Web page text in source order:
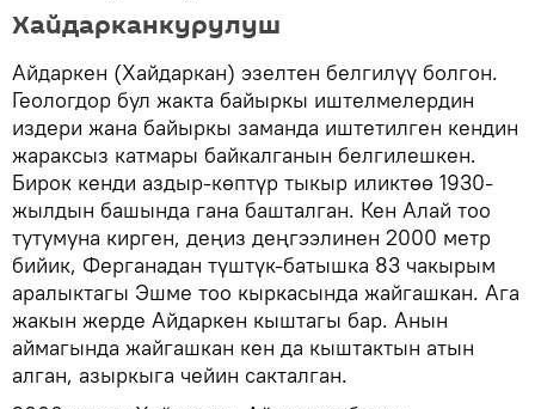
Хайдарканкурулуш
Айдаркен (Хайдаркан) эзелтен белгилүү болгон.
Геологдор бул жакта байыркы иштелмелердин
издери жана байыркы заманда иштетилген кендин
жараксыз катмары байкалганын белгилешкен.
Бирок кенди аздыр-көптүр тыкыр иликтөө 1930-
жылдын башында гана башталган. Кен Алай тоо
тутумуна кирген, деңиз деңгээлинен 2000 метр
бийик, Ферганадан түштүк-батышка 83 чакырым
аралыктагы Эшме тоо кыркасында жайгашкан. Ага
жакын жерде Айдаркен кыштагы бар. Анын
аймагында жайгашкан кен да кыштактын атын
алган, азыркыга чейин сакталган.